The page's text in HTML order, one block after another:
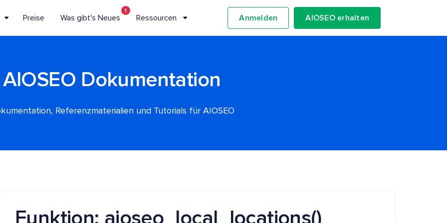
Preise Was gibt's Neues
1
Ressourcen Anmelden AIOSEO erhalten
AIOSEO Dokumentation
Referenzmaterialien und Tutorials für AIOSEO
Funktion: aioseo_local_locations()